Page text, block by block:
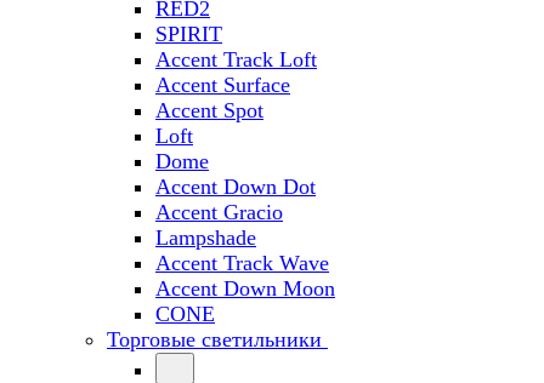
RED2
SPIRIT
Accent Track Loft
Accent Surface
Accent Spot
Loft
Dome
Accent Down Dot
Accent Gracio
Lampshade
Accent Track Wave
Accent Down Moon
CONE
Торговые светильники